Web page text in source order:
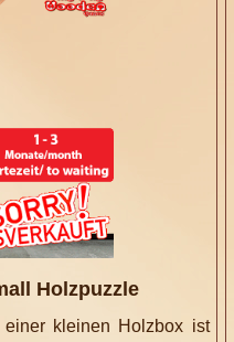
Holzpuzzle
kleinen Holzbox ist